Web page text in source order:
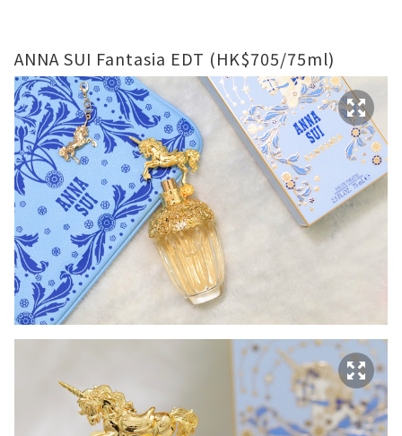
ANNA SUI Fantasia EDT (HK$705/75ml)